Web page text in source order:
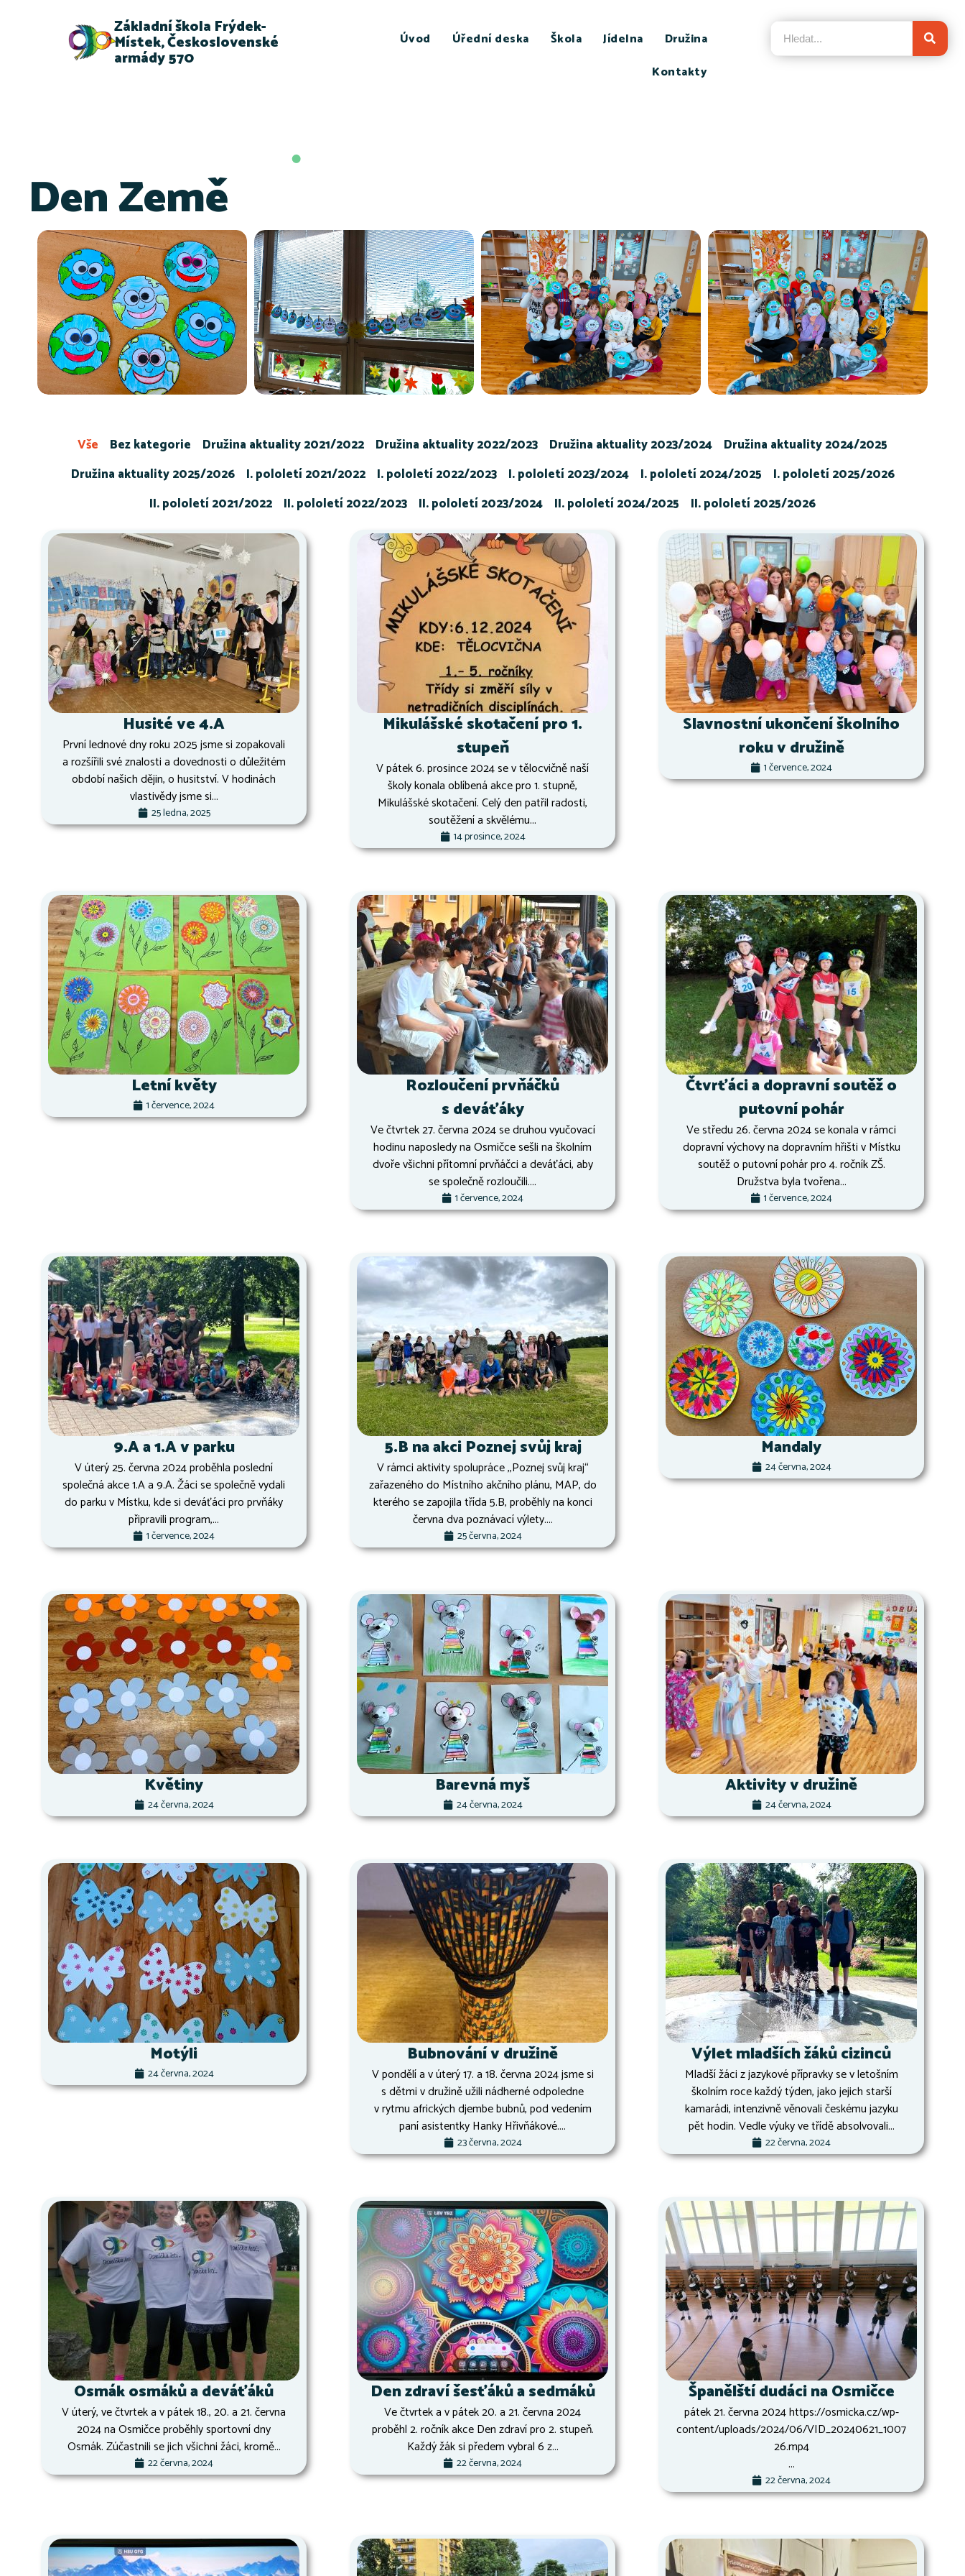
Základní škola Frýdek-
Místek, Československé
armády 570
Úvod Úřední deska Škola Jídelna
Družina
Kontakty
Den Země
Bez kategorie Družina aktuality 2021/2022 Družina aktuality 2022/2023 Družina aktuality 2023/2024
Družina aktuality 2024/2025
Družina aktuality 2025/2026
I. pololetí 2021/2022 I. pololetí 2022/2023 I. pololetí 2023/2024 I. pololetí 2024/2025
I. pololetí 2025/2026
II. pololetí 2021/2022
II. pololetí 2022/2023 II. pololetí 2023/2024 II. pololetí 2024/2025 II. pololetí 2025/2026
Vše
Husité ve 4.A
První lednové dny roku 2025 jsme si zopakovali
a rozšířili své znalosti a dovednosti o důležitém
období našich dějin, o husitství. V hodinách
vlastivědy jsme si...
25 ledna, 2025
Mikulášské skotačení pro 1.
stupeň
V pátek 6. prosince 2024 se v tělocvičně naší
školy konala oblíbená akce pro 1. stupně,
Mikulášské skotačení. Celý den patřil radosti,
soutěžení a skvělému...
14 prosince, 2024
Slavnostní ukončení školního
roku v družině
1 července, 2024
Letní květy
1 července, 2024
Rozloučení prvňáčků
s deváťáky
Ve čtvrtek 27. června 2024 se druhou vyučovací
hodinu naposledy na Osmičce sešli na školním
dvoře všichni přítomní prvňáčci a deváťáci, aby
se společně rozloučili....
1 července, 2024
Čtvrťáci a dopravní soutěž o
putovní pohár
Ve středu 26. června 2024 se konala v rámci
dopravní výchovy na dopravním hřišti v Místku
soutěž o putovní pohár pro 4. ročník ZŠ.
Družstva byla tvořena...
1 července, 2024
9.A a 1.A v parku
V úterý 25. června 2024 proběhla poslední
společná akce 1.A a 9.A. Žáci se společně vydali
do parku v Místku, kde si deváťáci pro prvňáky
připravili program,...
1 července, 2024
5.B na akci Poznej svůj kraj
V rámci aktivity spolupráce ,,Poznej svůj kraj“
zařazeného do Místního akčního plánu, MAP, do
kterého se zapojila třída 5.B, proběhly na konci
června dva poznávací výlety....
25 června, 2024
Mandaly
24 června, 2024
Květiny
24 června, 2024
Barevná myš
24 června, 2024
Aktivity v družině
24 června, 2024
Motýli
24 června, 2024
Bubnování v družině
V pondělí a v úterý 17. a 18. června 2024 jsme si
s dětmi v družině užili nádherné odpoledne
v rytmu afrických djembe bubnů, pod vedením
paní asistentky Hanky Hřivňákové....
23 června, 2024
Výlet mladších žáků cizinců
Mladší žáci z jazykové přípravky se v letošním
školním roce každý týden, jako jejich starší
kamarádi, intenzivně věnovali českému jazyku
pět hodin. Vedle výuky ve třídě absolvovali...
22 června, 2024
Osmák osmáků a deváťáků
V úterý, ve čtvrtek a v pátek 18., 20. a 21. června
2024 na Osmičce proběhly sportovní dny
Osmák. Zúčastnili se jich všichni žáci, kromě...
22 června, 2024
Den zdraví šesťáků a sedmáků
Ve čtvrtek a v pátek 20. a 21. června 2024
proběhl 2. ročník akce Den zdraví pro 2. stupeň.
Každý žák si předem vybral 6 z...
22 června, 2024
Španělští dudáci na Osmičce
pátek 21. června 2024 https://osmicka.cz/wp-
content/uploads/2024/06/VID_20240621_1007
26.mp4
...
22 června, 2024